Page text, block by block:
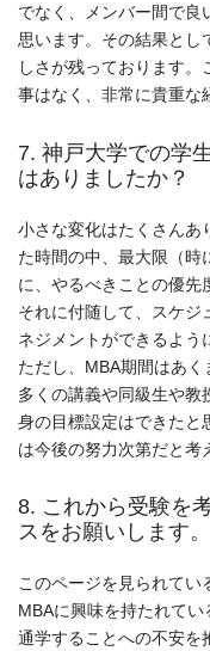
でなく、メンバー間で良
思います。その結果とし
しさが残っております
事はなく、非常に貴重な
7. 神戸大学での学
はありましたか？
小さな変化はたくさんあ
た時間の中、最大限（時
に、やるべきことの優先
それに付随して、スケジ
ネジメントができるよう
ただし、MBA期間はあく
多くの講義や同級生や教
身の目標設定はできたと
は今後の努力次第だと考
8. これから受験を
スをお願いします。
このページを見られてい
MBAに興味を持たれて
通学することへの不安を